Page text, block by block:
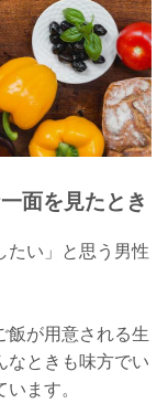
面を見たとき
たい」と思う男性
飯が用意される生
なときも味方でい
ます。